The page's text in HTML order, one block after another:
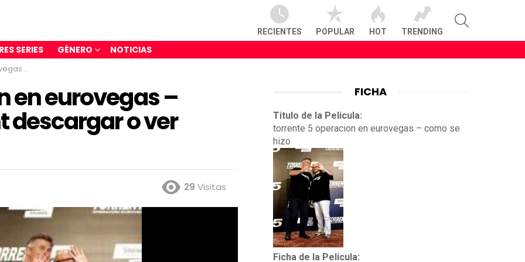
RECIENTES POPULAR HOT TRENDING
SERIES GÉNERO NOTICIAS
online
en eurovegas –
descargar o ver
29 Visitas
FICHA
Titulo de la Pelicula:
torrente 5 operacion en eurovegas – como se
hizo
Ficha de la Pelicula: